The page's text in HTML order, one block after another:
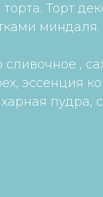
Торт
миндаля.
,
эссенция
пудра,